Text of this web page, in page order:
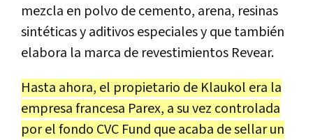
mezcla en polvo de cemento, arena, resinas
sintéticas y aditivos especiales y que también
elabora la marca de revestimientos Revear.
Hasta ahora, el propietario de Klaukol era la
empresa francesa Parex, a su vez controlada
por el fondo CVC Fund que acaba de sellar un